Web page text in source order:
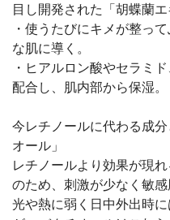
目し開発された「胡蝶蘭
・使うたびにキメが整っ
な肌に導く。
・ヒアルロン酸やセラミ
配合し、肌内部から保湿。
今レチノールに代わる成
オール」
レチノールより効果が現
のため、刺激が少なく敏
光や熱に弱く日中外出時